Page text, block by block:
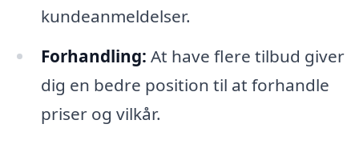
kundeanmeldelser.
Forhandling: At have flere tilbud giver
dig en bedre position til at forhandle
priser og vilkår.